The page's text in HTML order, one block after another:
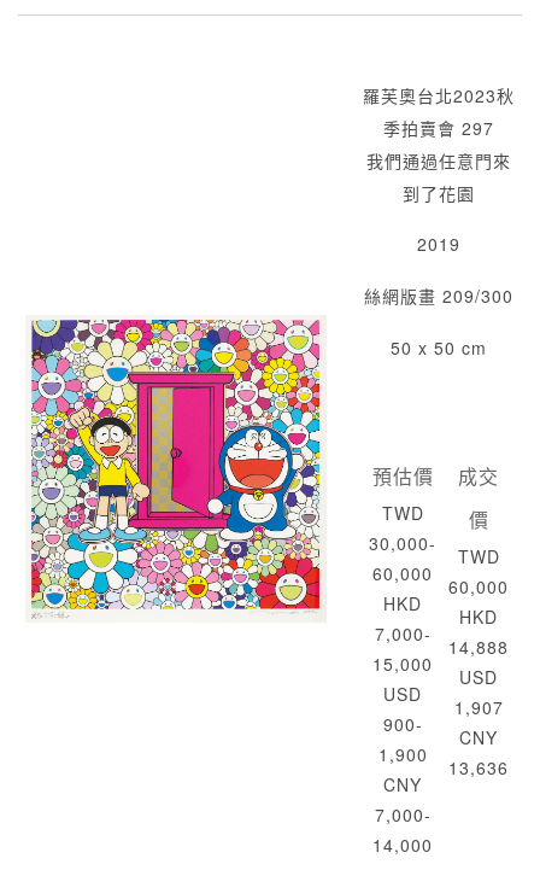
羅芙奧台北2023秋
季拍賣會 297
我們通過任意門來
到了花園
2019
絲網版畫 209/300
50 x 50 cm
預估價
TWD
30,000-
60,000
HKD
7,000-
15,000
USD
900-
1,900
CNY
7,000-
14,000
成交
價
TWD
60,000
HKD
14,888
USD
1,907
CNY
13,636